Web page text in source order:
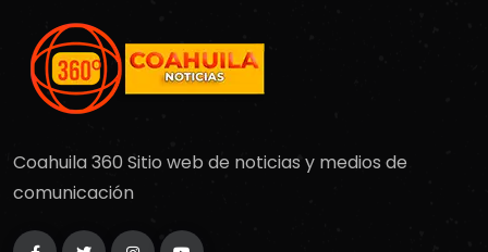
Coahuila 360 Sitio web de noticias y medios de
comunicación